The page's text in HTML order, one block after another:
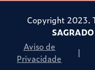
Copyright 2023.
Aviso de
Privacidade
|